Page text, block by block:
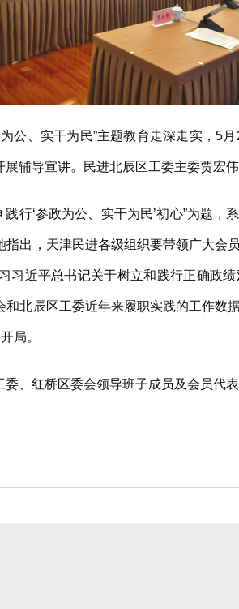
、实干为民”主题教育走深走实，5
辅导宣讲。民进北辰区工委主委贾宏伟
‘参政为公、实干为民’初心”为题，
出，天津民进各级组织要带领广大会
习近平总书记关于树立和践行正确政
北辰区工委近年来履职实践的工作数
局。
红桥区委会领导班子成员及会员代表